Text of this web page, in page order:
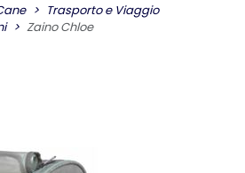
Trasporto e Viaggio
Zaino Chloe